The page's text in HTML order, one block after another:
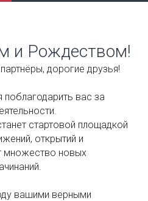
и Рождеством!
дорогие друзья!
поблагодарить вас за
стартовой площадкой
открытий и
множество новых
вашими верными